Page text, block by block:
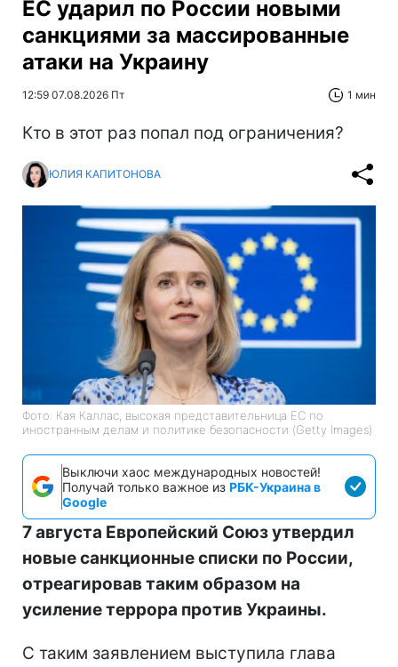
ЕС ударил по России новыми
санкциями за массированные
атаки на Украину
12:59 07.08.2026 Пт 1 мин
Кто в этот раз попал под ограничения?
ЮЛИЯ КАПИТОНОВА
Фото: Кая Каллас, высокая представительница ЕС по
иностранным делам и политике безопасности (Getty Images)
Выключи хаос международных новостей!
Получай только важное из РБК-Украина в
Google
7 августа Европейский Союз утвердил
новые санкционные списки по России,
отреагировав таким образом на
усиление террора против Украины.
С таким заявлением выступила глава